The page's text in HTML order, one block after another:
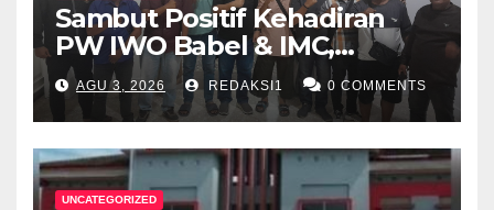
Sambut Positif Kehadiran
PW IWO Babel & IMC,
Walikota Pangkalpinang
Apresiasi Peran Media Online
AGU 3, 2026 REDAKSI1 0 COMMENTS
UNCATEGORIZED